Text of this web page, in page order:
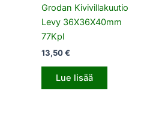
Grodan Kivivillakuutio
Levy 36X36X40mm
77Kpl
13,50€
Lue lisää